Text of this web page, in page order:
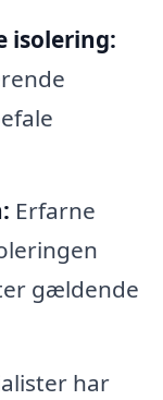
isolering:
Erfarne
gældende
har